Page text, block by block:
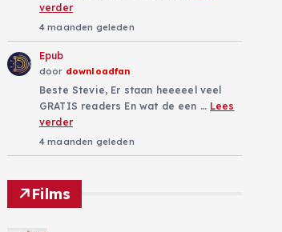
verder
4 maanden geleden
Epub
door downloadfan
Beste Stevie, Er staan heeeeel veel
GRATIS readers En wat de een … Lees
verder
4 maanden geleden
Films